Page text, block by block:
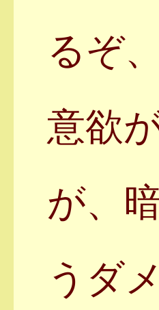
るぞ
意欲
が、
うダ